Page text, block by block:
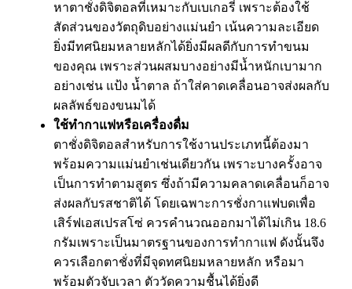
หาตาชั่งดิจิตอลที่เหมาะกับเบเกอรี่ เพราะต้องใช้
สัดส่วนของวัตถุดิบอย่างแม่นยำ เน้นความละเอียด
ยิ่งมีทศนิยมหลายหลักได้ยิ่งมีผลดีกับการทำขนม
ของคุณ เพราะส่วนผสมบางอย่างมีน้ำหนักเบามาก
อย่างเช่น แป้ง น้ำตาล ถ้าใส่คาดเคลื่อนอาจส่งผลกับ
ผลลัพธ์ของขนมได้
ใช้ทำกาแฟหรือเครื่องดื่ม
ตาชั่งดิจิตอลสำหรับการใช้งานประเภทนี้ต้องมา
พร้อมความแม่นยำเช่นเดียวกัน เพราะบางครั้งอาจ
เป็นการทำตามสูตร ซึ่งถ้ามีความคลาดเคลื่อนก็อาจ
ส่งผลกับรสชาติได้ โดยเฉพาะการชั่งกาแฟบดเพื่อ
เสิร์ฟเอสเปรสโซ่ ควรคำนวณออกมาได้ไม่เกิน 18.6
กรัมเพราะเป็นมาตรฐานของการทำกาแฟ ดังนั้นจึง
ควรเลือกตาชั่งที่มีจุดทศนิยมหลายหลัก หรือมา
พร้อมตัวจับเวลา ตัววัดความชื้นได้ยิ่งดี